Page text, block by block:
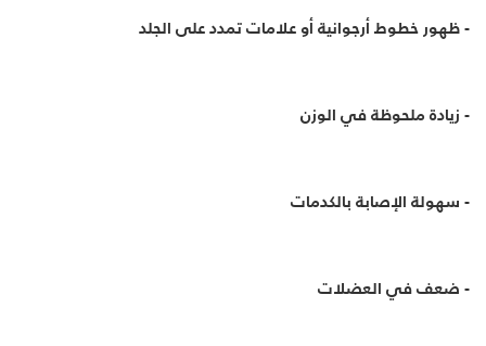
-ظهور خطوط أرجوانية أو علامات تمدد على الجلد
- زيادة ملحوظة في الوزن
- سهولة الإصابة بالكدمات
- ضعف في العضلات